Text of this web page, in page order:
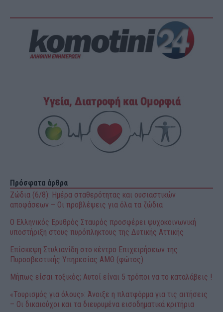
Πρόσφατα άρθρα
Ζώδια (6/8): Ημέρα σταθερότητας και ουσιαστικών
αποφάσεων – Οι προβλέψεις για όλα τα ζώδια
Ο Ελληνικός Ερυθρός Σταυρός προσφέρει ψυχοκοινωνική
υποστήριξη στους πυρόπληκτους της Δυτικής Αττικής
Επίσκεψη Στυλιανίδη στο κέντρο Επιχειρήσεων της
Πυροσβεστικής Υπηρεσίας ΑΜΘ (φώτος)
Μήπως είσαι τοξικός; Αυτοί είναι 5 τρόποι να το καταλάβεις !
«Τουρισμός για όλους»: Άνοιξε η πλατφόρμα για τις αιτήσεις
– Οι δικαιούχοι και τα διευρυμένα εισοδηματικά κριτήρια